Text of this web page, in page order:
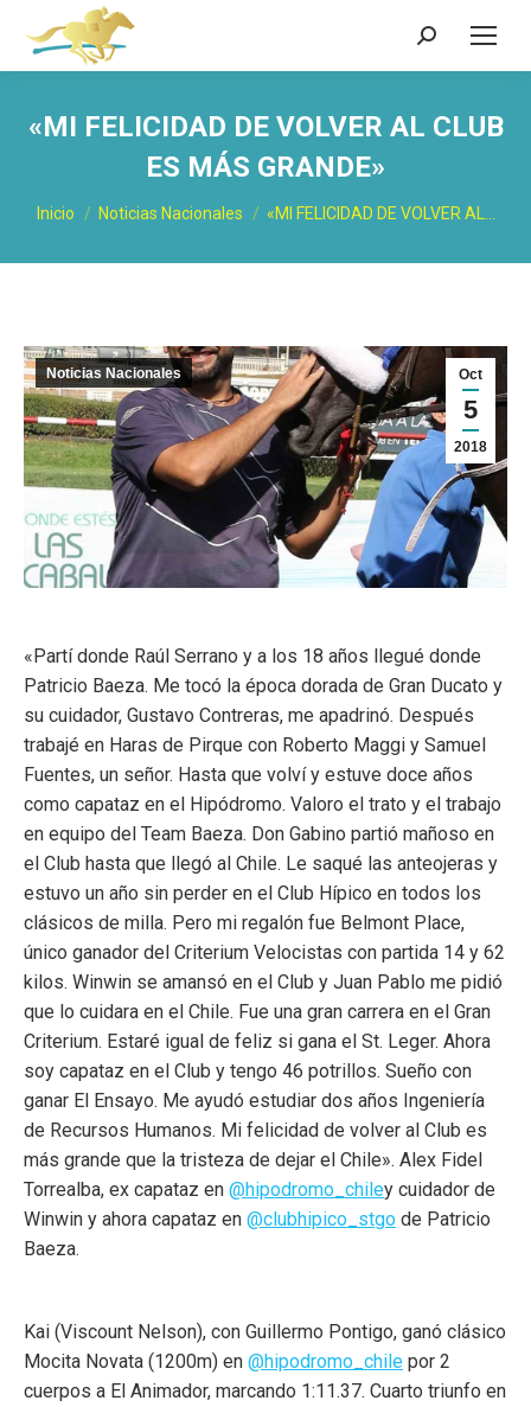
Buscar:
«MI FELICIDAD DE VOLVER AL CLUB
ES MÁS GRANDE»
Estás aquí:
Inicio Noticias Nacionales «MI FELICIDAD DE VOLVER AL…
Oct
5
2018
Noticias Nacionales
«Partí donde Raúl Serrano y a los 18 años llegué donde
Patricio Baeza. Me tocó la época dorada de Gran Ducato y
su cuidador, Gustavo Contreras, me apadrinó. Después
trabajé en Haras de Pirque con Roberto Maggi y Samuel
Fuentes, un señor. Hasta que volví y estuve doce años
como capataz en el Hipódromo. Valoro el trato y el trabajo
en equipo del Team Baeza. Don Gabino partió mañoso en
el Club hasta que llegó al Chile. Le saqué las anteojeras y
estuvo un año sin perder en el Club Hípico en todos los
clásicos de milla. Pero mi regalón fue Belmont Place,
único ganador del Criterium Velocistas con partida 14 y 62
kilos. Winwin se amansó en el Club y Juan Pablo me pidió
que lo cuidara en el Chile. Fue una gran carrera en el Gran
Criterium. Estaré igual de feliz si gana el St. Leger. Ahora
soy capataz en el Club y tengo 46 potrillos. Sueño con
ganar El Ensayo. Me ayudó estudiar dos años Ingeniería
de Recursos Humanos. Mi felicidad de volver al Club es
más grande que la tristeza de dejar el Chile». Alex Fidel
Torrealba, ex capataz en @hipodromo_chiley cuidador de
Winwin y ahora capataz en @clubhipico_stgo de Patricio
Baeza.
Kai (Viscount Nelson), con Guillermo Pontigo, ganó clásico
Mocita Novata (1200m) en @hipodromo_chile por 2
cuerpos a El Animador, marcando 1:11.37. Cuarto triunfo en